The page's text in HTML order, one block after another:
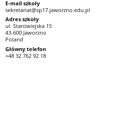
E-mail szkoły
sekretariat@sp17.jaworzno.edu.pl
Adres szkoły
ul. Starowiejska 15
43-600 Jaworzno
Poland
Główny telefon
+48 32 762 92 18